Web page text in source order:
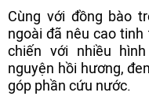
Cùng với đồng bào
ngoài đã nêu cao
chiến với nhiều
nguyện hồi hương,
góp phần cứu nước.